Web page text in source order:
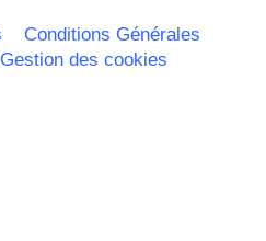
Conditions Générales
Gestion des cookies